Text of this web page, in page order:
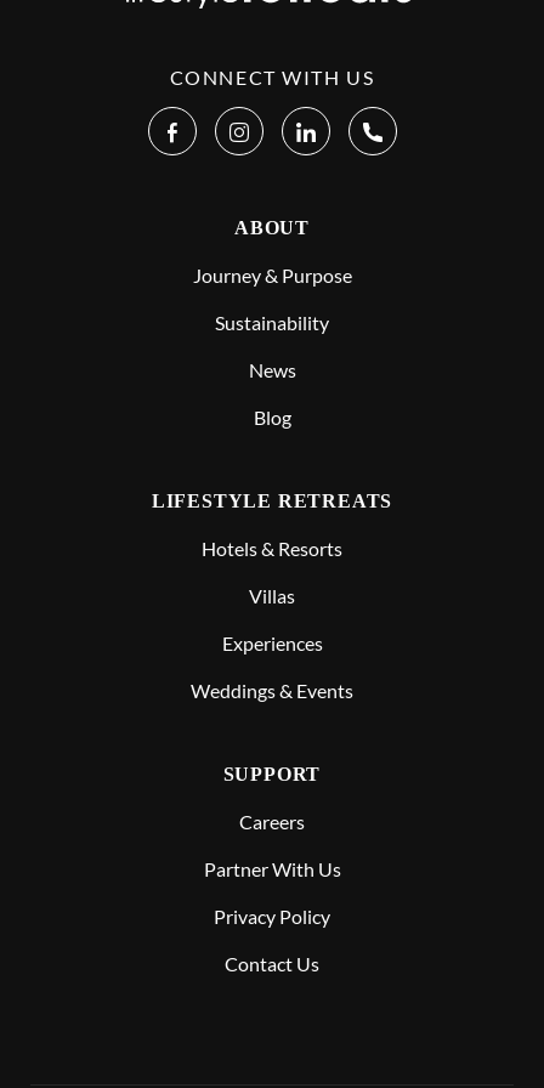
CONNECT WITH US
ABOUT
Journey & Purpose
Sustainability
News
Blog
LIFESTYLE RETREATS
Hotels & Resorts
Villas
Experiences
Weddings & Events
SUPPORT
Careers
Partner With Us
Privacy Policy
Contact Us